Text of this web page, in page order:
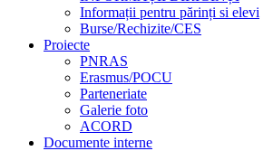
Informații pentru părinți si elevi
Burse/Rechizite/CES
Proiecte
PNRAS
Erasmus/POCU
Parteneriate
Galerie foto
ACORD
Documente interne